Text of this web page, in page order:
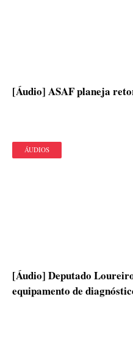
[Áudio] ASAF planeja
ÁUDIOS
[Áudio] Deputado
equipamento de